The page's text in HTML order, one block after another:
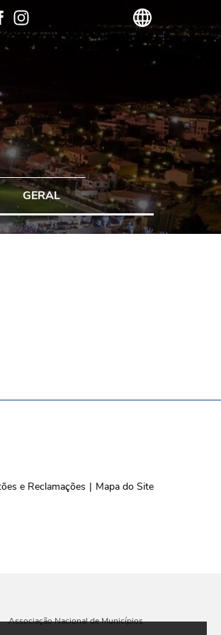
GERAL
e Reclamações Mapa do Site
Associação Nacional de Municípios